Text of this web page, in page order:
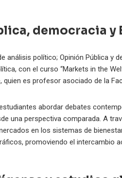
democracia
análisis político; Opinión Pública y
con el curso “Markets in the
quien es profesor asociado de la
abordar debates
una perspectiva comparada. A
en los sistemas de
promoviendo el intercambio